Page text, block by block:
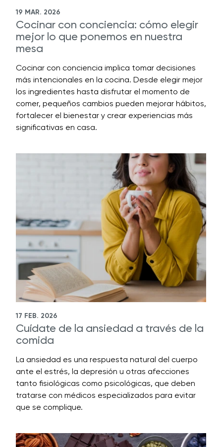
19 MAR. 2026
Cocinar con conciencia: cómo elegir
mejor lo que ponemos en nuestra
mesa
Cocinar con conciencia implica tomar decisiones
más intencionales en la cocina. Desde elegir mejor
los ingredientes hasta disfrutar el momento de
comer, pequeños cambios pueden mejorar hábitos,
fortalecer el bienestar y crear experiencias más
significativas en casa.
17 FEB. 2026
Cuídate de la ansiedad a través de la
comida
La ansiedad es una respuesta natural del cuerpo
ante el estrés, la depresión u otras afecciones
tanto fisiológicas como psicológicas, que deben
tratarse con médicos especializados para evitar
que se complique.